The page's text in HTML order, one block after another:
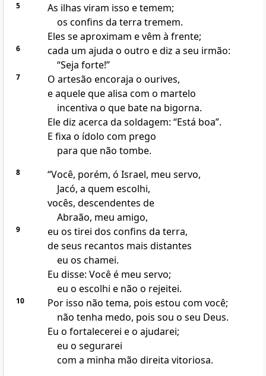
5
As ilhas viram isso e temem;
os confins da terra tremem.
Eles se aproximam e vêm à frente;
6
cada um ajuda o outro e diz a seu irmão:
“Seja forte!”
7
O artesão encoraja o ourives,
e aquele que alisa com o martelo
incentiva o que bate na bigorna.
Ele diz acerca da soldagem: “Está boa”.
E fixa o ídolo com prego
para que não tombe.
8
“Você, porém, ó Israel, meu servo,
Jacó, a quem escolhi,
vocês, descendentes de
Abraão, meu amigo,
9
eu os tirei dos confins da terra,
de seus recantos mais distantes
eu os chamei.
Eu disse: Você é meu servo;
eu o escolhi e não o rejeitei.
10
Por isso não tema, pois estou com você;
não tenha medo, pois sou o seu Deus.
Eu o fortalecerei e o ajudarei;
eu o segurarei
com a minha mão direita vitoriosa.